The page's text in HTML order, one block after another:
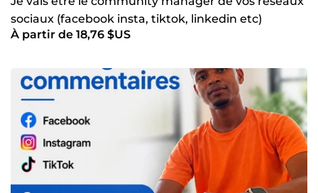
sociaux (facebook insta, tiktok, linkedin etc)
À partir de 18,76 $US